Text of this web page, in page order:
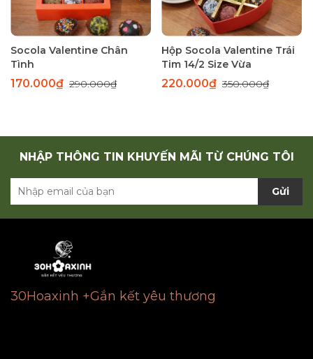
Socola Valentine Chân
Tình
170.000₫ 290.000₫
Hộp Socola Valentine Trái
Tim 14/2 Size Vừa
220.000₫ 350.000₫
NHẬP THÔNG TIN KHUYẾN MÃI TỪ CHÚNG TÔI
Gửi
30Hoaxinh +Gắn kết yêu thương